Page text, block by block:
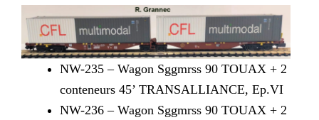
NW-235 – Wagon Sggmrss 90 TOUAX + 2
conteneurs 45’ TRANSALLIANCE, Ep.VI
NW-236 – Wagon Sggmrss 90 TOUAX + 2